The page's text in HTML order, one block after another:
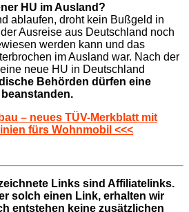
HU im Ausland?
ablaufen, droht kein Bußgeld in
Ausreise aus Deutschland noch
werden kann und das
im Ausland war. Nach der
neue HU in Deutschland
Behörden dürfen eine
– neues TÜV-Merkblatt mit
fürs Wohnmobil <<<
Links sind Affiliatelinks.
solch einen Link, erhalten wir
entstehen keine zusätzlichen